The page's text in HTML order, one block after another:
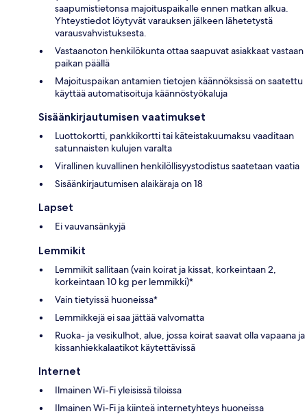
saapumistietonsa majoituspaikalle ennen matkan alkua.
Yhteystiedot löytyvät varauksen jälkeen lähetetystä
varausvahvistuksesta.
Vastaanoton henkilökunta ottaa saapuvat asiakkaat vastaan
paikan päällä
Majoituspaikan antamien tietojen käännöksissä on saatettu
käyttää automatisoituja käännöstyökaluja
Sisäänkirjautumisen vaatimukset
Luottokortti, pankkikortti tai käteistakuumaksu vaaditaan
satunnaisten kulujen varalta
Virallinen kuvallinen henkilöllisyystodistus saatetaan vaatia
Sisäänkirjautumisen alaikäraja on 18
Lapset
Ei vauvansänkyjä
Lemmikit
Lemmikit sallitaan (vain koirat ja kissat, korkeintaan 2,
korkeintaan 10 kg per lemmikki)*
Vain tietyissä huoneissa*
Lemmikkejä ei saa jättää valvomatta
Ruoka- ja vesikulhot, alue, jossa koirat saavat olla vapaana ja
kissanhiekkalaatikot käytettävissä
Internet
Ilmainen Wi-Fi yleisissä tiloissa
Ilmainen Wi-Fi ja kiinteä internetyhteys huoneissa